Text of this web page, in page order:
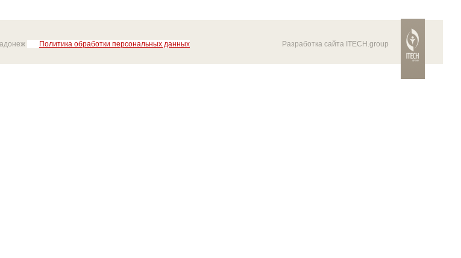
Политика обработки персональных данных Разработка сайта ITECH.group